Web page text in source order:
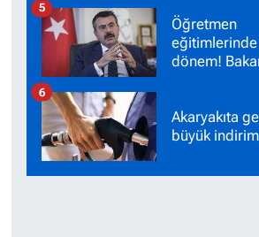
Nakil
Başladı!
Öğretmen
dönem!
5
Akaryakıta
büyük
6